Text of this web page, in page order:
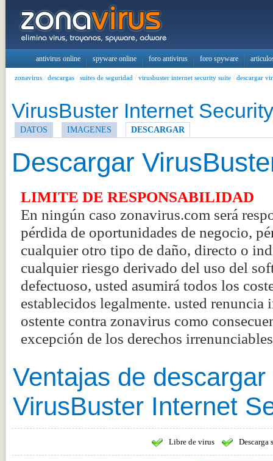
antivirus online spyware online foro antivirus foro spyware
zonavirus / descargas / suites de seguridad / virusbuster internet security suite / descargar
VirusBuster Internet
DATOS IMAGENES DESCARGAR
Descargar
LIMITE DE RESPONSABILIDAD
En ningún caso zonavirus.com será
pérdida de oportunidades de negocio,
cualquier otro tipo de daño, directo o
cualquier riesgo derivado del uso del
defectuoso, usted asumirá todos los
establecidos legalmente. usted
ostente contra zonavirus como
excepción de los derechos
Ventajas de
VirusBuster Internet
Libre de virus Descarga